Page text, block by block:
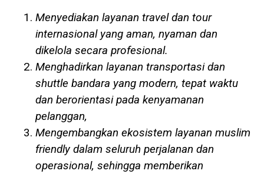
Menyediakan layanan travel dan tour
internasional yang aman, nyaman dan
dikelola secara profesional.
Menghadirkan layanan transportasi dan
shuttle bandara yang modern, tepat waktu
dan berorientasi pada kenyamanan
pelanggan,
Mengembangkan ekosistem layanan muslim
friendly dalam seluruh perjalanan dan
operasional, sehingga memberikan